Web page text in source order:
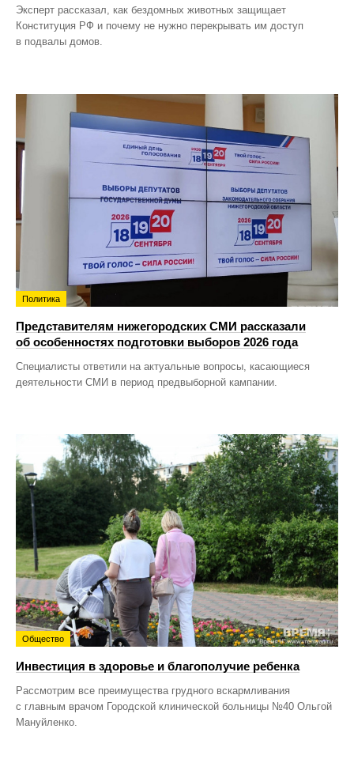
Эксперт рассказал, как бездомных животных защищает
Конституция РФ и почему не нужно перекрывать им доступ
в подвалы домов.
Политика
Представителям нижегородских СМИ рассказали
об особенностях подготовки выборов 2026 года
Специалисты ответили на актуальные вопросы, касающиеся
деятельности СМИ в период предвыборной кампании.
Общество
Инвестиция в здоровье и благополучие ребенка
Рассмотрим все преимущества грудного вскармливания
с главным врачом Городской клинической больницы №40 Ольгой
Мануйленко.